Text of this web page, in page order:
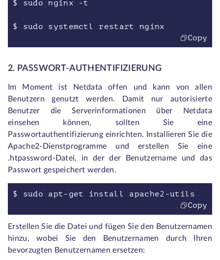
$ sudo nginx -t
$ sudo systemctl restart nginx
Copy
2. PASSWORT-AUTHENTIFIZIERUNG
Im Moment ist Netdata offen und kann von allen
Benutzern genutzt werden. Damit nur autorisierte
Benutzer die Serverinformationen über Netdata
einsehen können, sollten Sie eine
Passwortauthentifizierung einrichten. Installieren Sie die
Apache2-Dienstprogramme und erstellen Sie eine
.htpassword-Datei, in der der Benutzername und das
Passwort gespeichert werden.
$ sudo apt-get install apache2-utils
Copy
Erstellen Sie die Datei und fügen Sie den Benutzernamen
hinzu, wobei Sie den Benutzernamen durch Ihren
bevorzugten Benutzernamen ersetzen: